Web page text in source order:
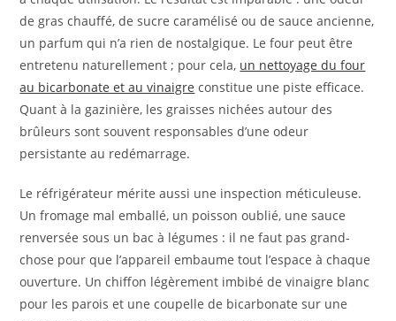
de gras chauffé, de sucre caramélisé ou de sauce ancienne,
un parfum qui n’a rien de nostalgique. Le four peut être
entretenu naturellement ; pour cela, un nettoyage du four
au bicarbonate et au vinaigre constitue une piste efficace.
Quant à la gazinière, les graisses nichées autour des
brûleurs sont souvent responsables d’une odeur
persistante au redémarrage.
Le réfrigérateur mérite aussi une inspection méticuleuse.
Un fromage mal emballé, un poisson oublié, une sauce
renversée sous un bac à légumes : il ne faut pas grand-
chose pour que l’appareil embaume tout l’espace à chaque
ouverture. Un chiffon légèrement imbibé de vinaigre blanc
pour les parois et une coupelle de bicarbonate sur une